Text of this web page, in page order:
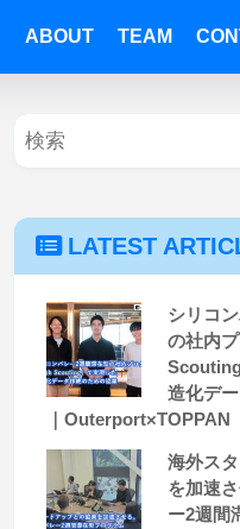
ABOUT TEAM
LATEST
シリコ
の社内
造化デ
｜Outerport×TOPPAN
海外ス
を加速
ー2週間